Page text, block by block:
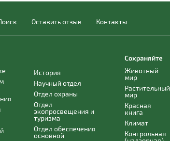
Оставить отзыв Контакты
История
Научный отдел
Отдел охраны
Отдел
экопросвещения и
туризма
Отдел обеспечения
основной
Сохраняйте
Животный
мир
Растительный
мир
Красная
книга
Климат
Контрольная